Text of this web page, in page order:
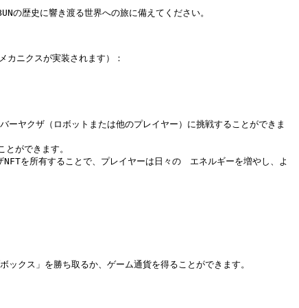
の歴史に響き渡る世界への旅に備えてください。
カニクスが実装されます）：
ヤクザ（ロボットまたは他のプレイヤー）に挑戦することができま
ができます。
を所有することで、プレイヤーは日々の　エネルギーを増やし、よ
クス」を勝ち取るか、ゲーム通貨を得ることができます。